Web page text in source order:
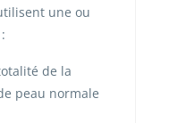
une ou
de la
peau normale